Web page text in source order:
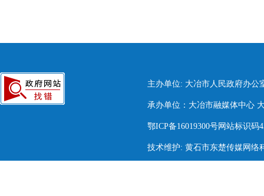
主办单位: 大冶市人民政府办公
承办单位：大冶市融媒体中心
鄂ICP备16019300号网站标识码
技术维护: 黄石市东楚传媒网络